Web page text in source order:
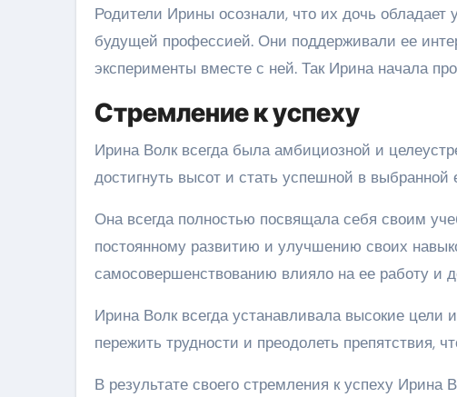
Родители Ирины осознали, что их дочь
будущей профессией. Они поддерживали ее
эксперименты вместе с ней. Так Ирина начала
Стремление к успеху
Ирина Волк всегда была амбициозной и
достигнуть высот и стать успешной в выбранной
Она всегда полностью посвящала себя своим
постоянному развитию и улучшению своих
самосовершенствованию влияло на ее работу и
Ирина Волк всегда устанавливала высокие цели
пережить трудности и преодолеть препятствия,
В результате своего стремления к успеху